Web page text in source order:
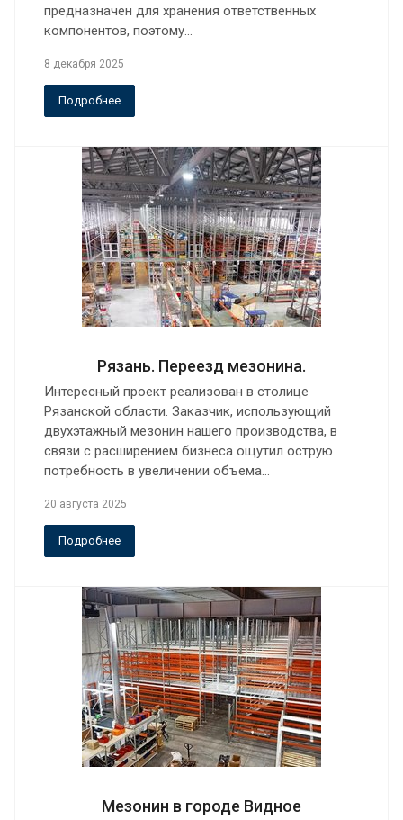
предназначен для хранения ответственных
компонентов, поэтому…
8 декабря 2025
Подробнее
Рязань. Переезд мезонина.
Интересный проект реализован в столице
Рязанской области. Заказчик, использующий
двухэтажный мезонин нашего производства, в
связи с расширением бизнеса ощутил острую
потребность в увеличении объема…
20 августа 2025
Подробнее
Мезонин в городе Видное